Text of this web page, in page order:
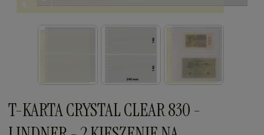
T-KARTA CRYSTAL CLEAR 830 -